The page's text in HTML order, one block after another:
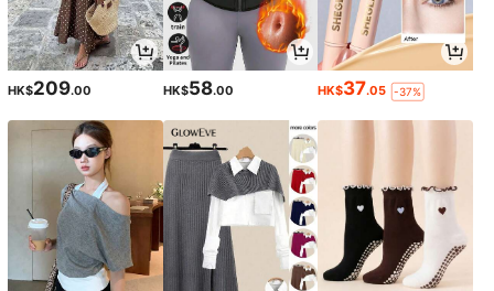
HK$209.00 HK$58.00 HK$37.05 -37%